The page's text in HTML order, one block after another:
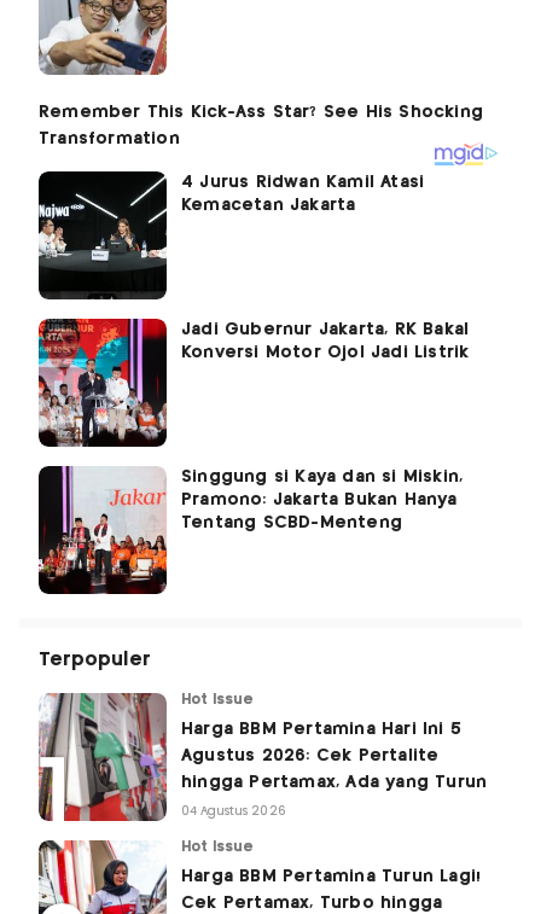
4 Jurus Ridwan Kamil Atasi
Kemacetan Jakarta
Jadi Gubernur Jakarta, RK Bakal
Konversi Motor Ojol Jadi Listrik
Singgung si Kaya dan si Miskin,
Pramono: Jakarta Bukan Hanya
Tentang SCBD-Menteng
Terpopuler
Hot Issue
Harga BBM Pertamina Hari Ini 5
Agustus 2026: Cek Pertalite
hingga Pertamax, Ada yang Turun
04 Agustus 2026
Hot Issue
Harga BBM Pertamina Turun Lagi!
Cek Pertamax, Turbo hingga